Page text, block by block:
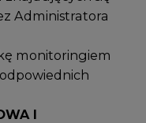
Administratora
monitoringiem
I